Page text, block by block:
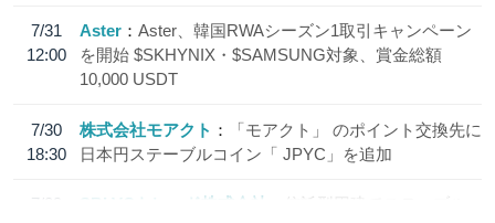
7/31
12:00
Aster
Aster、韓国RWAシーズン1取引キャンペーン
を開始 $SKHYNIX・$SAMSUNG対象、賞金総額
10,000 USDT
7/30
18:30
株式会社モアクト
「モアクト」 のポイント交換先に
日本円ステーブルコイン「 JPYC」を追加
7/29
SBI VCトレード株式会社
信託型円建てステーブル